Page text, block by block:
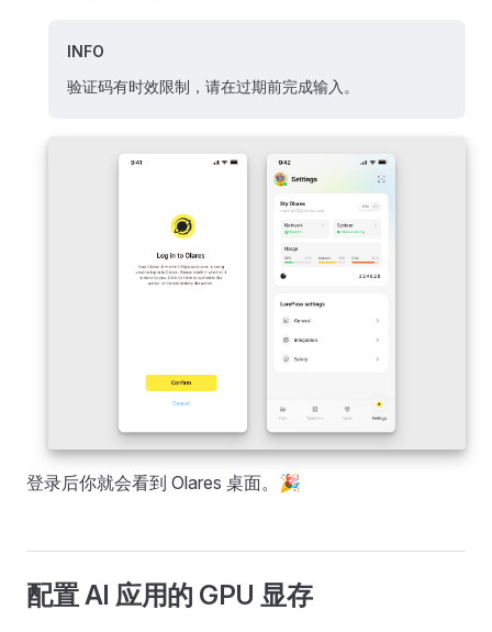
INFO
验证码有时效限制，请在过期前完成输入。
登录后你就会看到 Olares 桌面。🎉
配置 AI 应用的 GPU 显存